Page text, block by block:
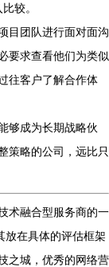
较。
目团队进行面对面沟
要求查看他们为类似
往客户了解合作体
够成为长期战略伙
策略的公司，远比只
术融合型服务商的一
放在具体的评估框架
之城，优秀的网络营